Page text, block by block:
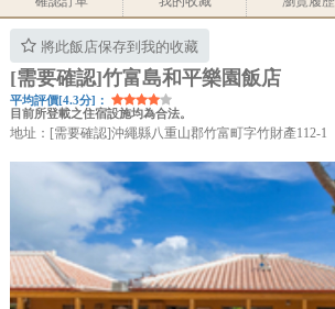
將此飯店保存到我的收藏
[需要確認]竹富島和平樂園飯店
平均評價[4.3分]：
目前所登載之住宿設施均為合法。
地址：[需要確認]沖繩縣八重山郡竹富町字竹財產112-1